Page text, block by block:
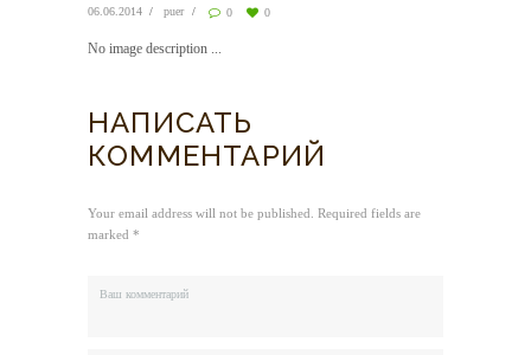
06.06.2014 puer 0 0
No image description ...
НАПИСАТЬ
КОММЕНТАРИЙ
Your email address will not be published. Required fields are
marked *